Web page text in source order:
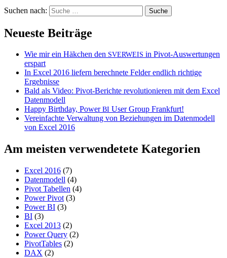
Suchen nach:
Neueste Beiträge
Wie mir ein Häkchen den SVERWEIS in Pivot-Auswertungen
erspart
In Excel 2016 liefern berechnete Felder endlich richtige
Ergebnisse
Bald als Video: Pivot-Berichte revolutionieren mit dem Excel
Datenmodell
Happy Birthday, PowerBI User Group Frankfurt!
Vereinfachte Verwaltung von Beziehungen im Datenmodell
von Excel 2016
Am meisten verwendetete Kategorien
Excel 2016 (7)
Datenmodell (4)
Pivot Tabellen (4)
Power Pivot (3)
Power BI (3)
BI (3)
Excel 2013 (2)
Power Query (2)
PivotTables (2)
DAX (2)